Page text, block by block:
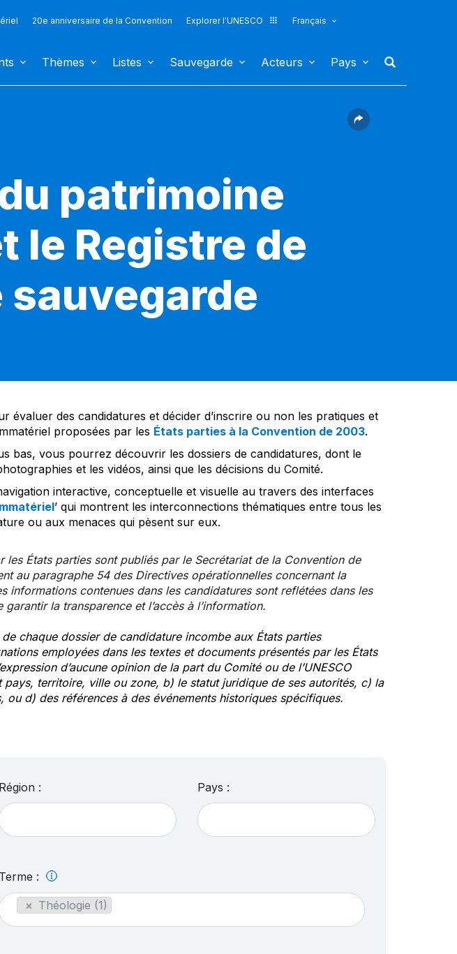
20e anniversaire de la Convention Explorer l'UNESCO
Français
Thèmes Listes Sauvegarde Acteurs Pays
patrimoine
le Registre de
évaluer des candidatures et décider d’inscrire ou non les pratiques et
proposées par les États parties à la Convention de 2003.
bas, vous pourrez découvrir les dossiers de candidatures, dont le
et les vidéos, ainsi que les décisions du Comité.
interactive, conceptuelle et visuelle au travers des interfaces
’ qui montrent les interconnections thématiques entre tous les
ou aux menaces qui pèsent sur eux.
les États parties sont publiés par le Secrétariat de la Convention de
au paragraphe 54 des Directives opérationnelles concernant la
informations contenues dans les candidatures sont reflétées dans les
la transparence et l’accès à l’information.
chaque dossier de candidature incombe aux États parties
employées dans les textes et documents présentés par les États
d’aucune opinion de la part du Comité ou de l’UNESCO
territoire, ville ou zone, b) le statut juridique de ses autorités, c) la
d) des références à des événements historiques spécifiques.
Région : Pays :
Terme :
× Théologie (1)